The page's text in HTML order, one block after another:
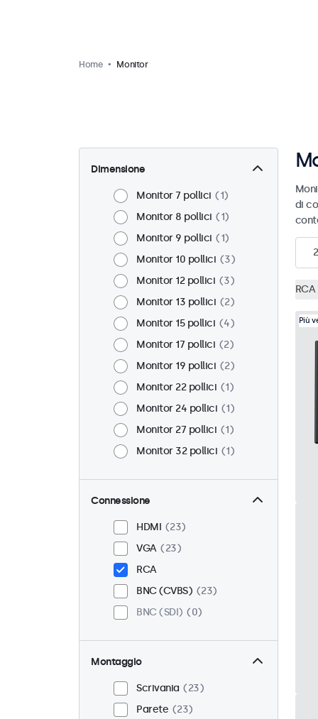
Home Monitor
Dimensione
Monitor 7 pollici
1
Monitor 8 pollici
1
Monitor 9 pollici
1
Monitor 10 pollici
3
Monitor 12 pollici
3
Monitor 13 pollici
2
Monitor 15 pollici
4
Monitor 17 pollici
2
Monitor 19 pollici
2
Monitor 22 pollici
1
Monitor 24 pollici
1
Monitor 27 pollici
1
Monitor 32 pollici
1
Connessione
HDMI
23
VGA
23
RCA
BNC (CVBS)
23
BNC (SDI)
0
Montaggio
Scrivania
23
Parete
23
di
RCA
Più